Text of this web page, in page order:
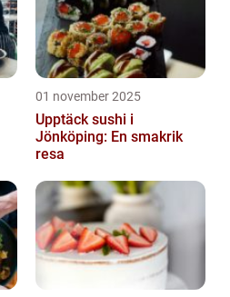
01 november 2025
Upptäck sushi i
Jönköping: En smakrik
resa